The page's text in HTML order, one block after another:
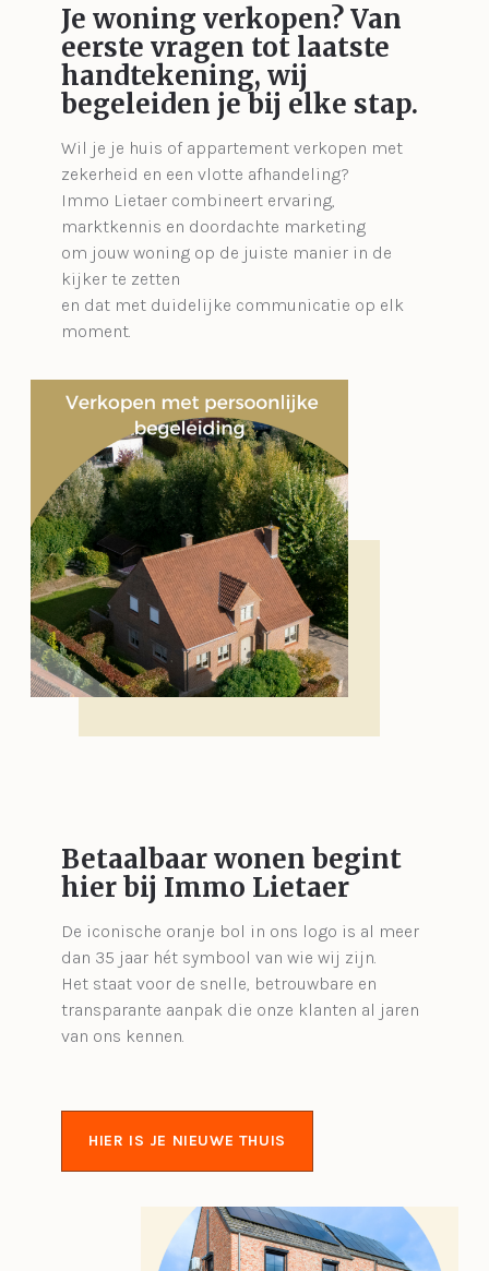
Je woning verkopen?Van
eerste vragen tot laatste
handtekening, wij
begeleiden je bij elke stap.
Wil je je huis of appartement verkopen met
zekerheid en een vlotte afhandeling?
Immo Lietaer combineert ervaring,
marktkennis en doordachte marketing
om jouw woning op de juiste manier in de
kijker te zetten
en dat met duidelijke communicatie op elk
moment.
Betaalbaar wonen begint
hier bij Immo Lietaer
De iconische oranje bol in ons logo is al meer
dan 35 jaar hét symbool van wie wij zijn.
Het staat voor de snelle, betrouwbare en
transparante aanpak die onze klanten al jaren
van ons kennen.
HIER IS JE NIEUWE THUIS